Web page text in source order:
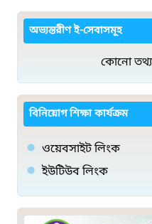
অভ্যন্তরীণ ই-সেবাসমূহ
কোনো তথ্য
বিনিয়োগ শিক্ষা কার্যক্রম
ওয়েবসাইট লিংক
ইউটিউব লিংক